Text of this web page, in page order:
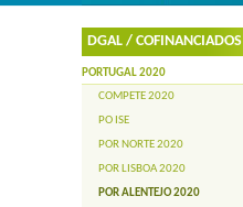
DGAL / COFINANCIADOS
PORTUGAL 2020
COMPETE 2020
PO ISE
POR NORTE 2020
POR LISBOA 2020
POR ALENTEJO 2020